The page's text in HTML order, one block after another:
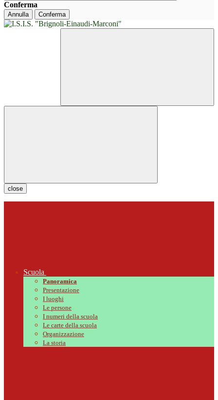
Conferma
Annulla Conferma
close
Scuola
Panoramica
Presentazione
I luoghi
Le persone
I numeri della scuola
Le carte della scuola
Organizzazione
La storia